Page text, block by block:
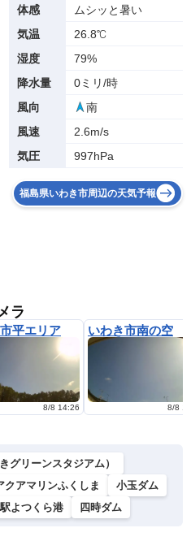
体感
ムシッと暑い
気温
26.8℃
湿度
79%
降水量
0ミリ/時
風向
南
風速
2.6m/s
気圧
997hPa
福島県いわき市周辺の天気予報
ラ
平エリア
8/8 14:26
いわき市南の空
8/8
グリーンスタジアム）
クアマリンふくしま
小玉ダム
よつくら港 四時ダム